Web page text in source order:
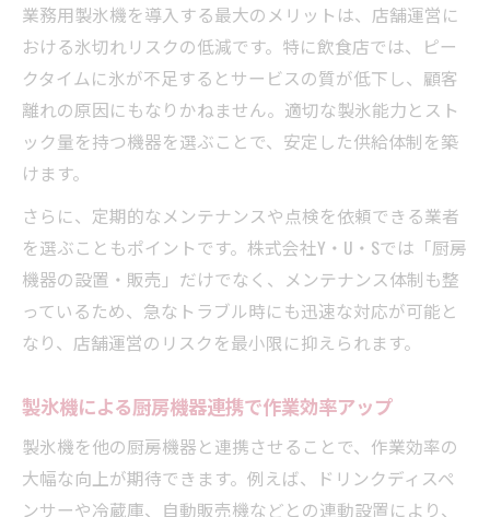
製氷機の保守メンテナンスが長期利用の鍵
トラブル時に迅速対応できる業者の見極め
方
製氷機の定期点検とサポート体制の重要性
の利点
業務用製氷機を導入する最大のメリットは、店舗運営に
おける氷切れリスクの低減です。特に飲食店では、ピー
クタイムに氷が不足するとサービスの質が低下し、顧客
離れの原因にもなりかねません。適切な製氷能力とスト
ック量を持つ機器を選ぶことで、安定した供給体制を築
けます。
さらに、定期的なメンテナンスや点検を依頼できる業者
を選ぶこともポイントです。株式会社Y・U・Sでは「厨房
機器の設置・販売」だけでなく、メンテナンス体制も整
っているため、急なトラブル時にも迅速な対応が可能と
なり、店舗運営のリスクを最小限に抑えられます。
製氷機による厨房機器連携で作業効率アップ
製氷機を他の厨房機器と連携させることで、作業効率の
大幅な向上が期待できます。例えば、ドリンクディスペ
ンサーや冷蔵庫、自動販売機などとの連動設置により、